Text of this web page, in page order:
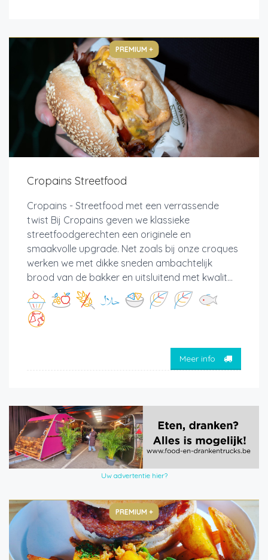
PREMIUM +
Cropains Streetfood
Cropains - Streetfood met een verrassende
twist Bij Cropains geven we klassieke
streetfoodgerechten een originele en
smaakvolle upgrade. Net zoals bij onze croques
werken we met dikke sneden ambachtelijk
brood van de bakker en uitsluitend met kwalit...
Meer info
Uw advertentie hier?
PREMIUM +